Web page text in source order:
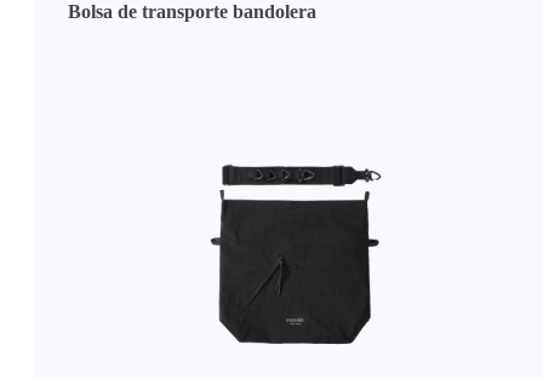
Bolsa de transporte bandolera